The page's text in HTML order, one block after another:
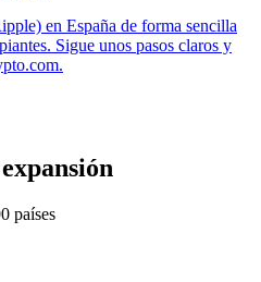
en España de forma sencilla
Sigue unos pasos claros y
países